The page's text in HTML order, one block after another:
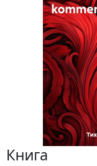
Книга